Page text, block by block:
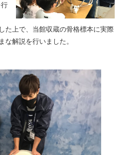
た上で、当館収蔵の骨格標本に実際
な解説を行いました。